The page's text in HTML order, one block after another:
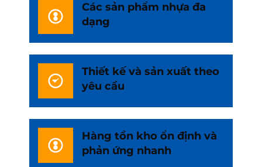
Các sản phẩm nhựa đa
dạng
Thiết kế và sản xuất theo
yêu cầu
Hàng tồn kho ổn định và
phản ứng nhanh